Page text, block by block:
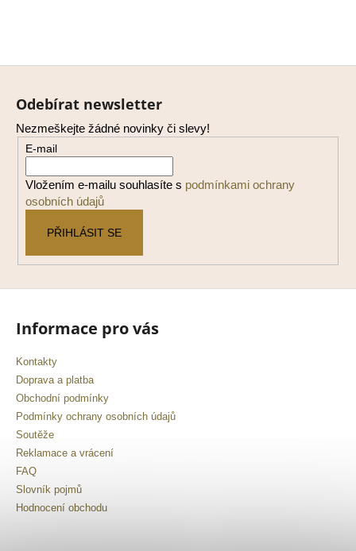
Odebírat newsletter
Nezmeškejte žádné novinky či slevy!
E-mail
Vložením e-mailu souhlasíte s podmínkami ochrany
osobních údajů
PŘIHLÁSIT SE
Informace pro vás
Kontakty
Doprava a platba
Obchodní podmínky
Podmínky ochrany osobních údajů
Soutěže
Reklamace a vrácení
FAQ
Slovník pojmů
Hodnocení obchodu